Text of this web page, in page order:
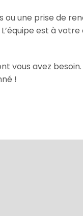
ou une prise de
est à
vous avez
!